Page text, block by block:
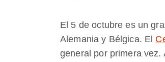
El 5 de octubre es un
Alemania y Bélgica. El
general por primera